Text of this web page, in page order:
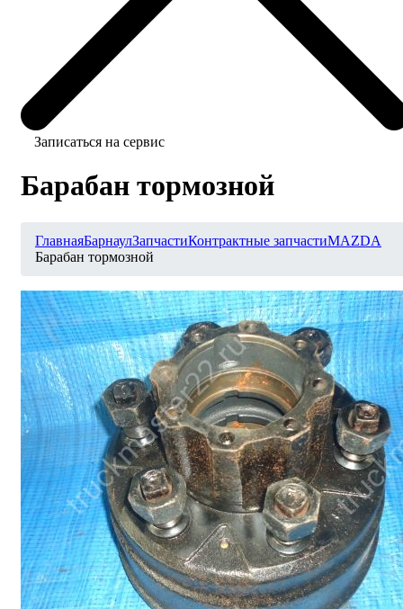
Записаться на сервис
Барабан тормозной
ГлавнаяБарнаулЗапчастиКонтрактные запчастиMAZDA
Барабан тормозной